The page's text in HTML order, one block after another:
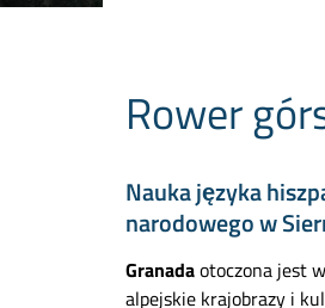
Rower
Nauka języka
narodowego w
Granadaotoczona jest
alpejskie krajobrazy i